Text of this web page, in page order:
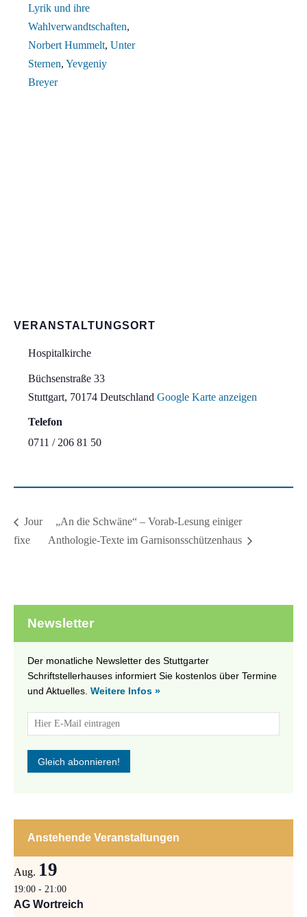
Lyrik und ihre
Wahlverwandtschaften,
Norbert Hummelt, Unter
Sternen, Yevgeniy
Breyer
VERANSTALTUNGSORT
Hospitalkirche
Büchsenstraße 33
Stuttgart, 70174 Deutschland Google Karte anzeigen
Telefon
0711 / 206 81 50
Jour
fixe
„An die Schwäne“ – Vorab-Lesung einiger
Anthologie-Texte im Garnisonsschützenhaus
Newsletter
Der monatliche Newsletter des Stuttgarter
Schriftstellerhauses informiert Sie kostenlos über Termine
und Aktuelles. Weitere Infos »
Anstehende Veranstaltungen
Aug. 19
19:00 - 21:00
AG Wortreich